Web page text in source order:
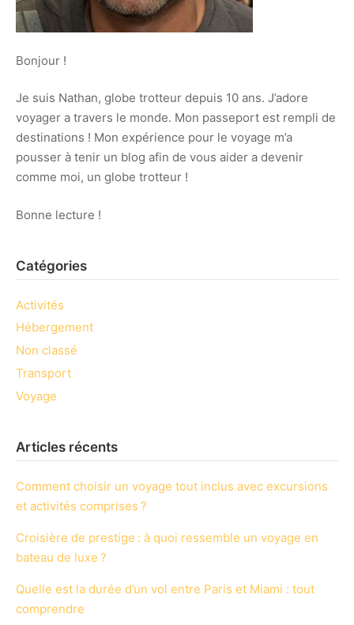
Bonjour !
Je suis Nathan, globe trotteur depuis 10 ans. J’adore
voyager a travers le monde. Mon passeport est rempli de
destinations ! Mon expérience pour le voyage m’a
pousser à tenir un blog afin de vous aider a devenir
comme moi, un globe trotteur !
Bonne lecture !
Catégories
Activités
Hébergement
Non classé
Transport
Voyage
Articles récents
Comment choisir un voyage tout inclus avec excursions
et activités comprises ?
Croisière de prestige : à quoi ressemble un voyage en
bateau de luxe ?
Quelle est la durée d’un vol entre Paris et Miami : tout
comprendre